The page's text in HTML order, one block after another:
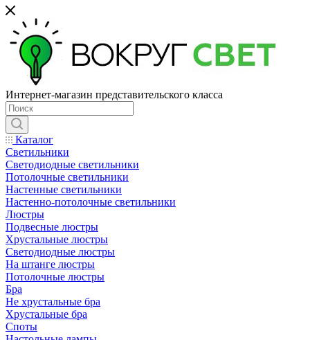
Интернет-магазин представительского класса
Каталог
Светильники
Светодиодные светильники
Потолочные светильники
Настенные светильники
Настенно-потолочные светильники
Люстры
Подвесные люстры
Хрустальные люстры
Светодиодные люстры
На штанге люстры
Потолочные люстры
Бра
Не хрустальные бра
Хрустальные бра
Споты